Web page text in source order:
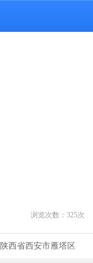
浏览次数： 325次
陕西省西安市雁塔区